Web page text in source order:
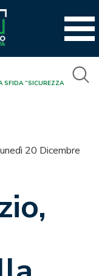
SFIDA “SICUREZZA
20 Dicembre